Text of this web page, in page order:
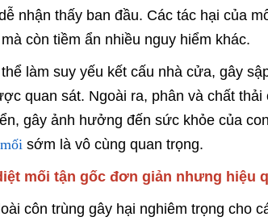
nhận thấy ban đầu. Các tác hại của
còn tiềm ẩn nhiều nguy hiểm khác.
làm suy yếu kết cấu nhà cửa, gây
quan sát. Ngoài ra, phân và chất
gây ảnh hưởng đến sức khỏe của
sớm là vô cùng quan trọng.
mối tận gốc đơn giản nhưng hiệu
côn trùng gây hại nghiêm trọng cho